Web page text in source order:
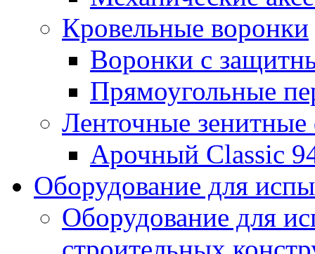
Кровельные воронки
Воронки с
Прямоугольные
Ленточные
Арочный Classic
Оборудование для
Оборудование для